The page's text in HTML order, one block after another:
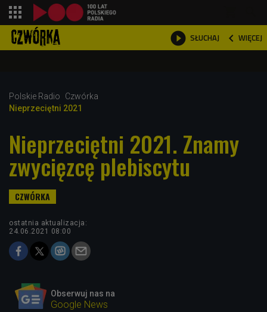
 SŁUCHAJ  WIĘCEJ

Polskie Radio
Czwórka
Nieprzeciętni 2021
Nieprzeciętni 2021. Znamy
zwycięzcę plebiscytu
ostatnia aktualizacja:
24.06.2021 08:00
Obserwuj nas na
Google News